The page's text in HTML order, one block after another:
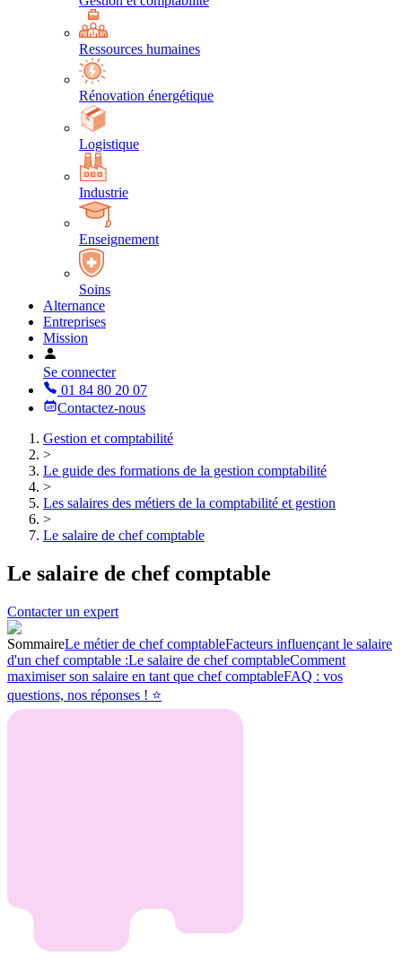
Ressources humaines
Rénovation énergétique
Logistique
Industrie
Enseignement
Soins
Alternance
Entreprises
Mission
Se connecter
01 84 80 20 07
Contactez-nous
Gestion et comptabilité
>
Le guide des formations de la gestion comptabilité
>
Les salaires des métiers de la comptabilité et gestion
>
Le salaire de chef comptable
Le salaire de chef comptable
Contacter un expert
SommaireLe métier de chef comptableFacteurs influençant le salaire
d'un chef comptable :Le salaire de chef comptableComment
maximiser son salaire en tant que chef comptableFAQ : vos
questions, nos réponses ! ⭐